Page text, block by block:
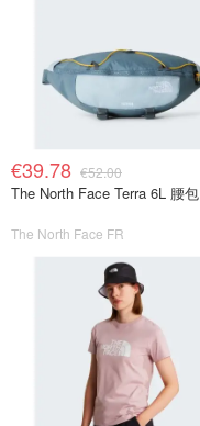
€39.78 €52.00
The North Face Terra 6L 腰包
The North Face FR